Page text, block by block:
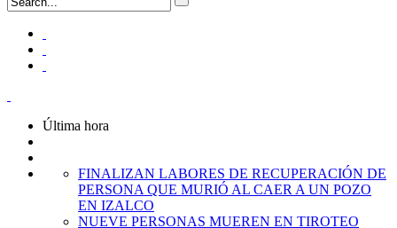
Última hora
FINALIZAN LABORES DE RECUPERACIÓN DE
PERSONA QUE MURIÓ AL CAER A UN POZO
EN IZALCO
NUEVE PERSONAS MUEREN EN TIROTEO